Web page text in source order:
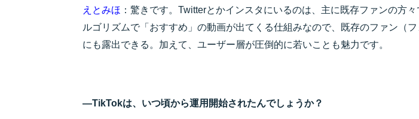
えとみほ ：驚きです。Twitterとかインスタにいるのは、主に既存ファンの方
ルゴリズムで「おすすめ」の動画が出てくる仕組みなので、既存のファン（
にも露出できる。加えて、ユーザー層が圧倒的に若いことも魅力です。
―TikTokは、いつ頃から運用開始されたんでしょうか？